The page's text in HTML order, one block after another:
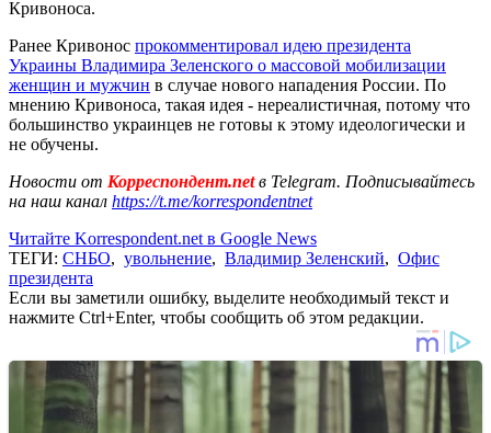
Кривоноса.
Ранее Кривонос прокомментировал идею президента
Украины Владимира Зеленского о массовой мобилизации
женщин и мужчин в случае нового нападения России. По
мнению Кривоноса, такая идея - нереалистичная, потому что
большинство украинцев не готовы к этому идеологически и
не обучены.
Новости от Корреспондент.netв Telegram. Подписывайтесь
на наш канал https://t.me/korrespondentnet
Читайте Korrespondent.net в Google News
ТЕГИ: СНБО, увольнение, Владимир Зеленский, Офис
президента
Если вы заметили ошибку, выделите необходимый текст и
нажмите Ctrl+Enter, чтобы сообщить об этом редакции.